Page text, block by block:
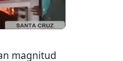
magnitud